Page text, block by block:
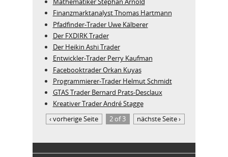
Finanzmarktanalyst Thomas Hartmann
Pfadfinder-Trader Uwe Kälberer
Der FXDIRK Trader
Der Heikin Ashi Trader
Entwickler-Trader Perry Kaufman
Facebooktrader Orkan Kuyas
Programmierer-Trader Helmut Schmidt
GTAS Trader Bernard Prats-Desclaux
Kreativer Trader André Stagge
‹ vorherige Seite
2 of 3 nächste Seite ›